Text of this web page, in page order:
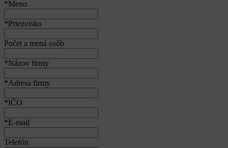
*Meno
*Priezvisko
Počet a mená osôb
*Názov firmy
*Adresa firmy
*IČO
*E-mail
Telefón